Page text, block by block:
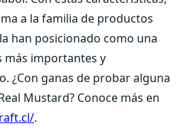
a la familia de productos
han posicionado como una
más importantes y
¿Con ganas de probar alguna
Mustard? Conoce más en
.